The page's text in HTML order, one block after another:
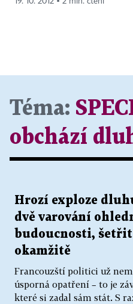
Téma:
obchází
Hrozí exploze
dvě varování
budoucnosti,
okamžitě
Francouzští politici už
úsporná opatření – to je
které si zadal sám stát. S